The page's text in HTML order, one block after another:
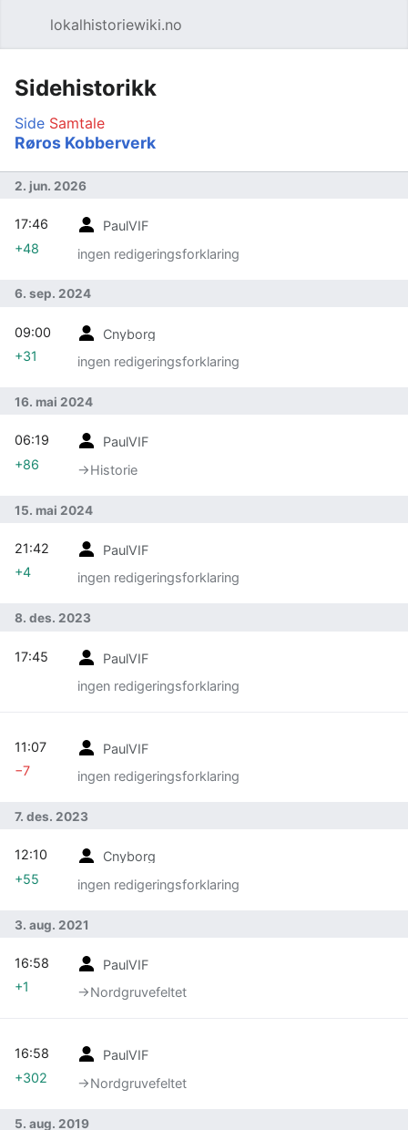
lokalhistoriewiki.no
Sidehistorikk
Side Samtale
Røros Kobberverk
2. jun. 2026
PaulVIF
ingen redigeringsforklaring
17:46
+48
6. sep. 2024
Cnyborg
ingen redigeringsforklaring
09:00
+31
16. mai 2024
PaulVIF
→‎Historie
06:19
+86
15. mai 2024
PaulVIF
ingen redigeringsforklaring
21:42
+4
8. des. 2023
PaulVIF
ingen redigeringsforklaring
17:45
PaulVIF
ingen redigeringsforklaring
11:07
−7
7. des. 2023
Cnyborg
ingen redigeringsforklaring
12:10
+55
3. aug. 2021
PaulVIF
→‎Nordgruvefeltet
16:58
+1
PaulVIF
→‎Nordgruvefeltet
16:58
+302
5. aug. 2019